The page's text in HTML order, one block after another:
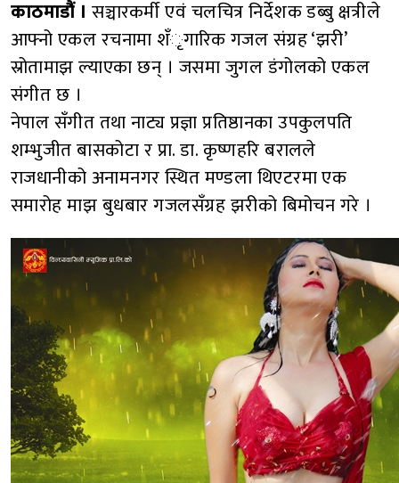
काठमाडौं । सञ्चारकर्मी एवं चलचित्र निर्देशक डब्बु क्षत्रीले
आफ्नो एकल रचनामा शँृगारिक गजल संग्रह ‘झरी’
स्रोतामाझ ल्याएका छन् । जसमा जुगल डंगोलको एकल
संगीत छ ।
नेपाल सँगीत तथा नाट्य प्रज्ञा प्रतिष्ठानका उपकुलपति
शम्भुजीत बासकोटा र प्रा. डा. कृष्णहरि बरालले
राजधानीको अनामनगर स्थित मण्डला थिएटरमा एक
समारोह माझ बुधबार गजलसँग्रह झरीको बिमोचन गरे ।